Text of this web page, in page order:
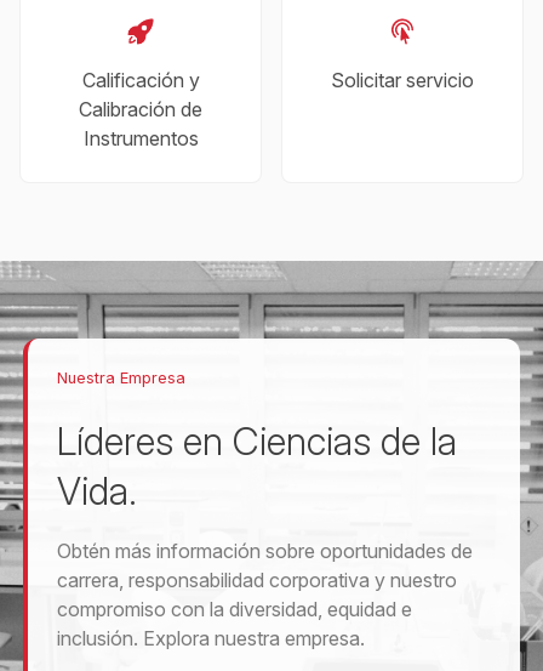
Calificación y
Calibración de
Instrumentos
Solicitar servicio
Nuestra Empresa
Líderes en Ciencias de la
Vida.
Obtén más información sobre oportunidades de
carrera, responsabilidad corporativa y nuestro
compromiso con la diversidad, equidad e
inclusión. Explora nuestra empresa.